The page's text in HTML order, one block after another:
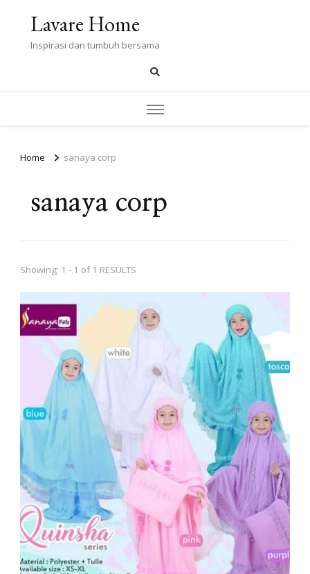
Lavare Home
Inspirasi dan tumbuh bersama
Home sanaya corp
sanaya corp
Showing: 1 - 1 of 1 RESULTS